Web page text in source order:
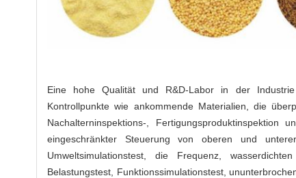
Eine hohe Qualität und R&D-Labor in der
Kontrollpunkte wie ankommende Materialien, die
Nachalterninspektions-, Fertigungsproduktinspektion
eingeschränkter Steuerung von oberen und
Umweltsimulationstest, die Frequenz,
Belastungstest, Funktionssimulationstest,